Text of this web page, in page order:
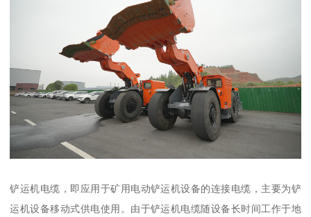
铲运机电缆，即应用于矿用电动铲运机设备的连接电缆，主要为铲
运机设备移动式供电使用。由于铲运机电缆随设备长时间工作于地